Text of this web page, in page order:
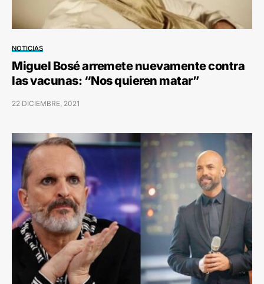
NOTICIAS
Miguel Bosé arremete nuevamente contra
las vacunas: “Nos quieren matar”
22 DICIEMBRE, 2021